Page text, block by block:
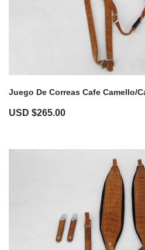
Juego De Correas Cafe Camello/
USD $265.00